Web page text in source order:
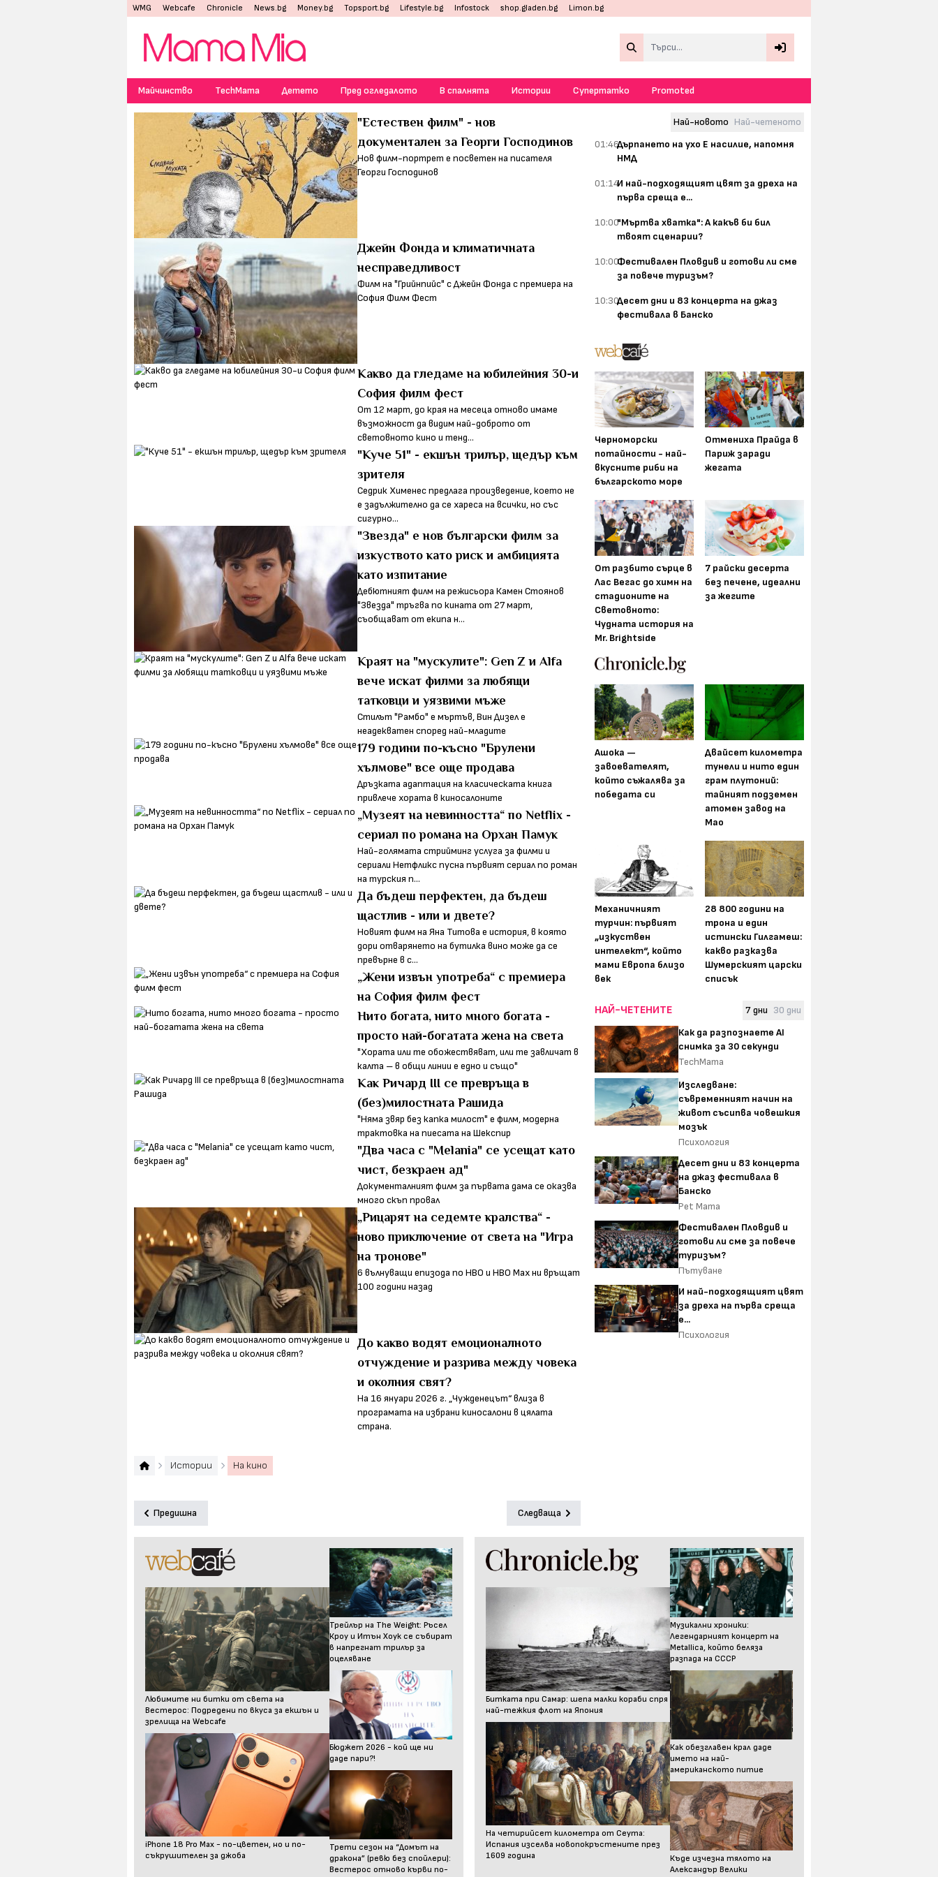
WMG Webcafe Chronicle News.bg Money.bg Topsport.bg Lifestyle.bg Infostock shop.gladen.bg Limon.bg
Майчинство TechMama Детето Пред огледалото В спалнята Истории Супертатко Promoted
"Естествен филм" - нов
документален за Георги Господинов
Нов филм-портрет е посветен на писателя
Георги Господинов
Джейн Фонда и климатичната
несправедливост
Филм на "Грийнпийс" с Джейн Фонда с премиера на
София Филм Фест
Какво да гледаме на юбилейния 30-и
София филм фест
От 12 март, до края на месеца отново имаме
възможност дa видим най-доброто от
световното кино и тенд...
"Куче 51" - екшън трилър, щедър към
зрителя
Седрик Хименес предлага произведение, което не
е задължително да се хареса на всички, но със
сигурно...
"Звезда" е нов български филм за
изкуството като риск и амбицията
като изпитание
Дебютният филм на режисьора Камен Стоянов
"Звезда" тръгва по кината от 27 март,
съобщават от екипа н...
Краят на "мускулите": Gen Z и Alfa
вече искат филми за любящи
татковци и уязвими мъже
Стилът "Рамбо" е мъртъв, Вин Дизел е
неадекватен според най-младите
179 години по-късно "Брулени
хълмове" все още продава
Дръзката адаптация на класическата книга
привлече хората в киносалоните
„Музеят на невинността“ по Netflix -
сериал по романа на Орхан Памук
Най-голямата стрийминг услуга за филми и
сериали Нетфликс пусна първият сериал по роман
на турския п...
Да бъдеш перфектен, да бъдеш
щастлив - или и двете?
Новият филм на Яна Титова е история, в която
дори отварянето на бутилка вино може да се
превърне в с...
„Жени извън употреба“ с премиера
на София филм фест
Нито богата, нито много богата -
просто най-богатата жена на света
"Хората или те обожествяват, или те завличат в
калта – в общи линии е едно и също"
Как Ричард III се превръща в
(без)милостната Рашида
"Няма звяр без капка милост" е филм, модерна
трактовка на пиесата на Шекспир
"Два часа с "Melania" се усещат като
чист, безкраен ад"
Документалният филм за първата дама се оказва
много скъп провал
„Рицарят на седемте кралства“ -
ново приключение от света на "Игра
на тронове"
6 вълнуващи епизода по HBO и HBO Max ни връщат
100 години назад
До какво водят емоционалното
отчуждение и разрива между човека
и околния свят?
На 16 януари 2026 г. „Чужденецът“ влиза в
програмата на избрани киносалони в цялата
страна.
Истории На кино
Предишна Следваща
Най-новото Най-четеното
01:46Дърпането на ухо Е насилие, напомня
НМД
01:14И най-подходящият цвят за дреха на
първа среща е...
10:00"Мъртва хватка": А какъв би бил
твоят сценарии?
10:00Фестивален Пловдив и готови ли сме
за повече туризъм?
10:30Десет дни и 83 концерта на джаз
фестивала в Банско
Черноморски
потайности - най-
вкусните риби на
българското море
Отмениха Прайда в
Париж заради
жегата
От разбито сърце в
Лас Вегас до химн на
стадионите на
Световното:
Чудната история на
Mr. Brightside
7 райски десерта
без печене, идеални
за жегите
Ашока —
завоевателят,
който съжалява за
победата си
Двайсет километра
тунели и нито един
грам плутоний:
тайният подземен
атомен завод на
Мао
Механичният
турчин: първият
„изкуствен
интелект“, който
мами Европа близо
век
28 800 години на
трона и един
истински Гилгамеш:
какво разказва
Шумерският царски
списък
НАЙ-ЧЕТЕНИТЕ 7 дни 30 дни
Как да разпознаете AI
снимка за 30 секунди
TechMama
Изследване:
съвременният начин на
живот съсипва човешкия
мозък
Психология
Десет дни и 83 концерта
на джаз фестивала в
Банско
Pet Mama
Фестивален Пловдив и
готови ли сме за повече
туризъм?
Пътуване
И най-подходящият цвят
за дреха на първа среща
е...
Психология
Любимите ни битки от света на
Вестерос: Подредени по вкуса за екшън и
зрелища на Webcafe
iPhone 18 Pro Max - по-цветен, но и по-
съкрушителен за джоба
Трейлър на The Weight: Ръсел
Кроу и Итън Хоук се събират
в напрегнат трилър за
оцеляване
Бюджет 2026 - кой ще ни
даде пари?!
Трети сезон на “Домът на
дракона” (ревю без спойлери):
Вестерос отново кърви по-
Битката при Самар: шепа малки кораби спря
най-тежкия флот на Япония
На четирийсет километра от Сеута:
Испания изселва новопокръстените през
1609 година
Музикални хроники:
Легендарният концерт на
Metallica, който беляза
разпада на СССР
Как обезглавен крал даде
името на най-
американското питие
Къде изчезна тялото на
Александър Велики